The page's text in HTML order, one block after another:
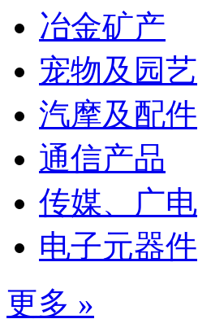
冶金矿产
宠物及园艺
汽摩及配件
通信产品
传媒、广电
电子元器件
更多 »